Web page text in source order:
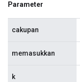
Parameter
cakupan
memasukkan
k